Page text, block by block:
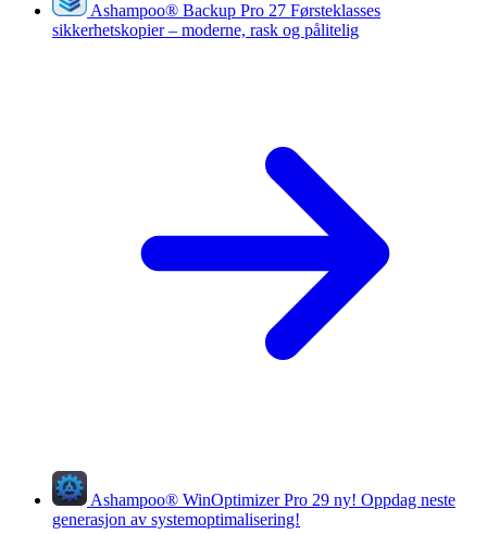
Ashampoo® Backup Pro 27 Førsteklasses
sikkerhetskopier – moderne, rask og pålitelig
Ashampoo® WinOptimizer Pro 29 ny! Oppdag neste
generasjon av systemoptimalisering!